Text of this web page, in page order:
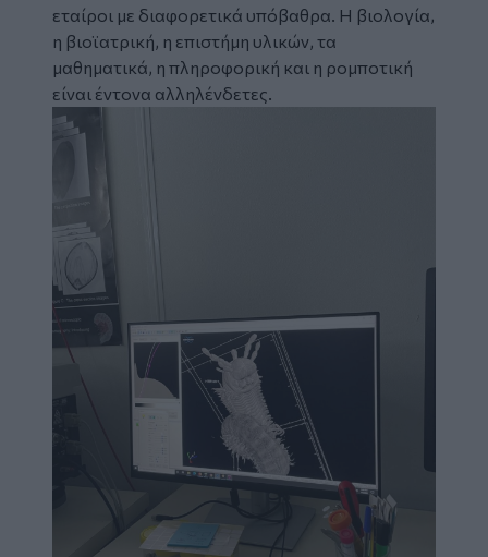
εταίροι με διαφορετικά υπόβαθρα. H βιολογία,
η βιοϊατρική, η επιστήμη υλικών, τα
μαθηματικά, η πληροφορική και η ρομποτική
είναι έντονα αλληλένδετες.